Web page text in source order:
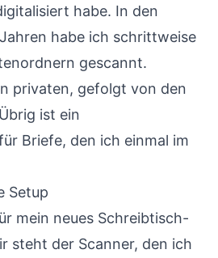
habe. In den
habe ich schrittweise
gescannt.
privaten, gefolgt von den
ist ein
Briefe, den ich einmal im
Setup
mein neues Schreibtisch-
steht der Scanner, den ich